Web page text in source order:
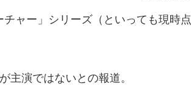
ャー」シリーズ（といっても現時点
主演ではないとの報道。